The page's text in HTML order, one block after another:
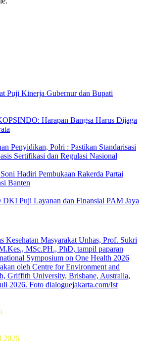
Puji Kinerja Gubernur dan Bupati
Harapan Bangsa Harus Dijaga
Penyidikan, Polri : Pastikan Standarisasi
Sertifikasi dan Regulasi Nasional
Hadiri Pembukaan Rakerda Partai
Banten
Puji Layanan dan Finansial PAM Jaya
2026